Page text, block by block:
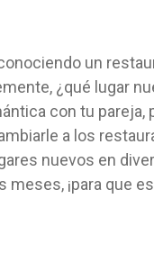
un
¿qué lugar
con tu
a los
nuevos en
¡para que